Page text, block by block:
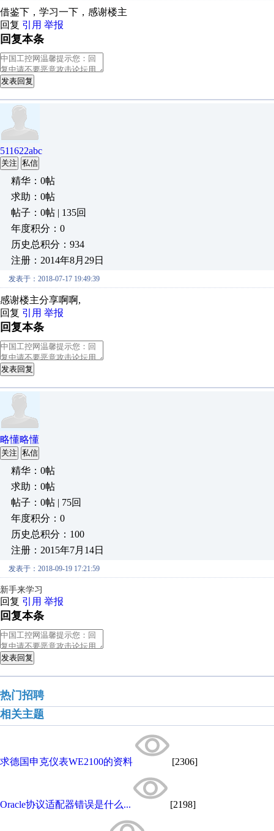
借鉴下，学习一下，感谢楼主
回复 引用 举报
回复本条
发表回复
511622abc
关注 私信
精华：0帖
求助：0帖
帖子：0帖 | 135回
年度积分：0
历史总积分：934
注册：2014年8月29日
发表于：2018-07-17 19:49:39
感谢楼主分享啊啊,
回复 引用 举报
回复本条
发表回复
略懂略懂
关注 私信
精华：0帖
求助：0帖
帖子：0帖 | 75回
年度积分：0
历史总积分：100
注册：2015年7月14日
发表于：2018-09-19 17:21:59
新手来学习
回复 引用 举报
回复本条
发表回复
热门招聘
相关主题
求德国申克仪表WE2100的资料 [2306]
Oracle协议适配器错误是什么... [2198]